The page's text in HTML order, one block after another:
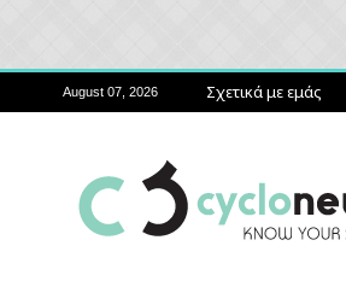
August 07, 2026 Σχετικά με εμάς